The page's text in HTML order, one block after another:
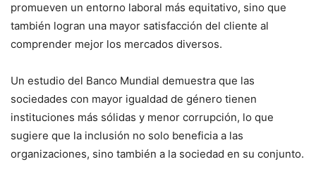
promueven un entorno laboral más equitativo, sino que
también logran una mayor satisfacción del cliente al
comprender mejor los mercados diversos.
Un estudio del Banco Mundial demuestra que las
sociedades con mayor igualdad de género tienen
instituciones más sólidas y menor corrupción, lo que
sugiere que la inclusión no solo beneficia a las
organizaciones, sino también a la sociedad en su conjunto.